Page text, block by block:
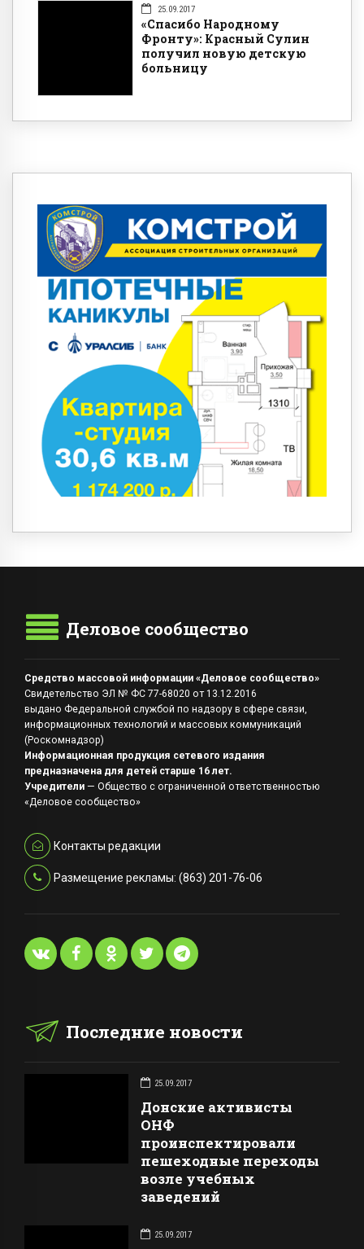
25.09.2017
«Спасибо Народному
Фронту»: Красный Сулин
получил новую детскую
больницу
Деловое сообщество
Средство массовой информации «Деловое сообщество»
Свидетельство ЭЛ № ФС 77-68020 от 13.12.2016
выдано Федеральной службой по надзору в сфере связи,
информационных технологий и массовых коммуникаций
(Роскомнадзор)
Информационная продукция сетевого издания
предназначена для детей старше 16 лет.
Учредители — Общество с ограниченной ответственностью
«Деловое сообщество»
Контакты редакции
Размещение рекламы: (863) 201-76-06
Последние новости
25.09.2017
Донские активисты
ОНФ
проинспектировали
пешеходные переходы
возле учебных
заведений
25.09.2017